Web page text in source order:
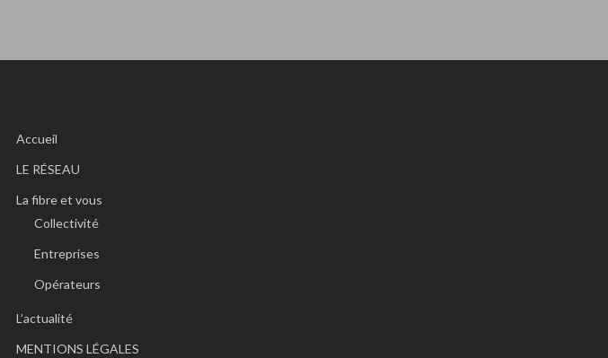
Accueil
LE RÉSEAU
La fibre et vous
Collectivité
Entreprises
Opérateurs
L’actualité
MENTIONS LÉGALES